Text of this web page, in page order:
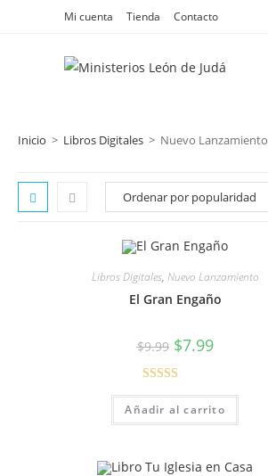
Mi cuenta Tienda Contacto
Inicio > Libros Digitales > Nuevo Lanzamiento
Libros Digitales, Nuevo Lanzamiento
El Gran Engaño
$9.99 $7.99
Valorado
con4.33
Añadir al carrito